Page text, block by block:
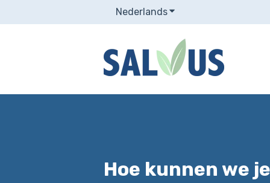
NederlandsSubmenu tonen voor
Hoe kunnen we